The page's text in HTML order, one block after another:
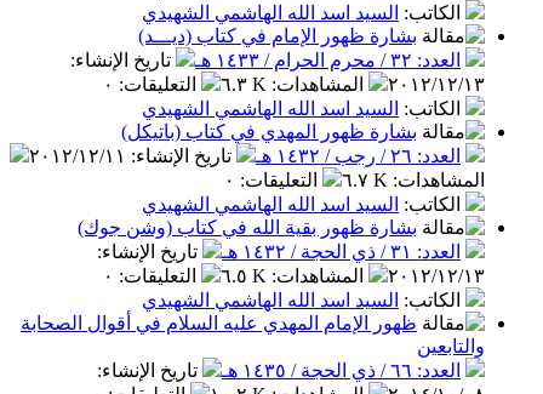
الكاتب: السيد اسد الله الهاشمي الشهيدي
بشارة ظهور الإمام في كتاب (ديـــد)
العدد: ٣٢ / محرم الحرام / ١٤٣٣ هـ
تاريخ الإنشاء:
٢٠١٢/١٢/١٣
المشاهدات: ٦.٣ K التعليقات: ٠
الكاتب: السيد اسد الله الهاشمي الشهيدي
بشارة ظهور المهدي في كتاب (باتيكل)
العدد: ٢٦ / رجب / ١٤٣٢ هـ
تاريخ الإنشاء: ٢٠١٢/١٢/١١
المشاهدات: ٦.٧ K التعليقات: ٠
الكاتب: السيد اسد الله الهاشمي الشهيدي
بشارة ظهور بقية الله في كتاب (وشن جوك)
العدد: ٣١ / ذي الحجة / ١٤٣٢ هـ
تاريخ الإنشاء:
٢٠١٢/١٢/١٣
المشاهدات: ٦.٥ K التعليقات: ٠
الكاتب: السيد اسد الله الهاشمي الشهيدي
ظهور الإمام المهدي عليه السلام في أقوال الصحابة
والتابعين
العدد: ٦٦ / ذي الحجة / ١٤٣٥ هـ
تاريخ الإنشاء: